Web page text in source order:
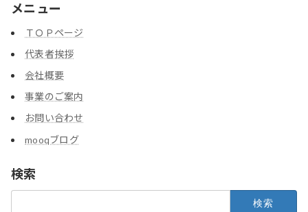
メニュー
ＴＯＰページ
代表者挨拶
会社概要
事業のご案内
お問い合わせ
mooqブログ
検索